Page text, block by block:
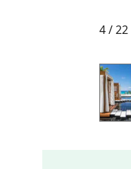
4 / 22